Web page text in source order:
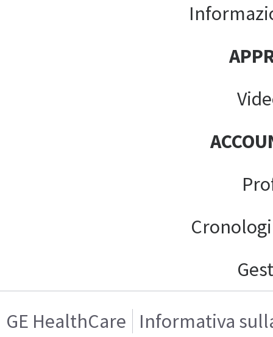
GE HealthCare
Informativa